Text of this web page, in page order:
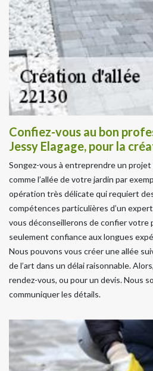
Confiez-vous au bon
Jessy Elagage, pour la
Songez-vous à entreprendre un
comme l’allée de votre jardin par
opération très délicate qui requiert
compétences particulières d’un
vous déconseillerons de confier votre
seulement confiance aux longues
Nous pouvons vous créer une allée
de l’art dans un délai raisonnable.
rendez-vous, ou pour un devis. Nous
communiquer les détails.